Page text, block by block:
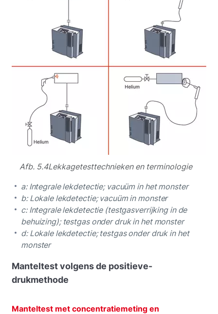
Afb. 5.4Lekkagetesttechnieken en terminologie
a: Integrale lekdetectie; vacuüm in het monster
b: Lokale lekdetectie; vacuüm in monster
c: Integrale lekdetectie (testgasverrijking in de
behuizing); testgas onder druk in het monster
d: Lokale lekdetectie; testgas onder druk in het
monster
Manteltest volgens de positieve-
drukmethode
Manteltest met concentratiemeting en